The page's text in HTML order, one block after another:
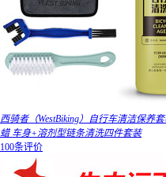
西骑者（WestBiking）自行车清洁保养
蜡 车身+溶剂型链条清洗四件套装
100条评价